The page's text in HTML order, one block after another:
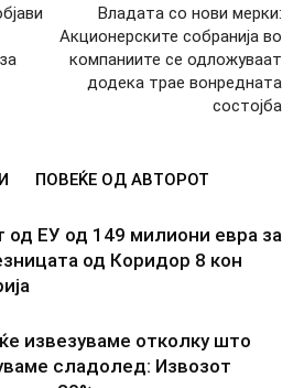
Владата со нови мерки:
Акционерските собранија во
компаниите се одложуваат
додека трае вонредната
состојба
ПОВЕЌЕ ОД АВТОРОТ
од ЕУ од 149 милиони евра за
од Коридор 8 кон
извезуваме отколку што
сладолед: Извозот